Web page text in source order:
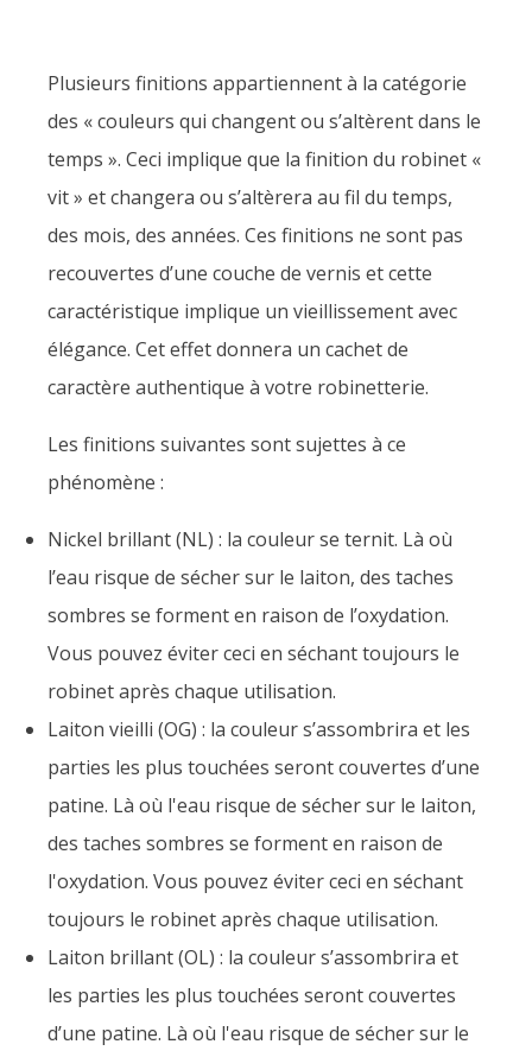
Plusieurs finitions appartiennent à la catégorie
des « couleurs qui changent ou s’altèrent dans le
temps ». Ceci implique que la finition du robinet «
vit » et changera ou s’altèrera au fil du temps,
des mois, des années. Ces finitions ne sont pas
recouvertes d’une couche de vernis et cette
caractéristique implique un vieillissement avec
élégance. Cet effet donnera un cachet de
caractère authentique à votre robinetterie.
Les finitions suivantes sont sujettes à ce
phénomène :
Nickel brillant (NL) : la couleur se ternit. Là où
l’eau risque de sécher sur le laiton, des taches
sombres se forment en raison de l’oxydation.
Vous pouvez éviter ceci en séchant toujours le
robinet après chaque utilisation.
Laiton vieilli (OG) : la couleur s’assombrira et les
parties les plus touchées seront couvertes d’une
patine. Là où l'eau risque de sécher sur le laiton,
des taches sombres se forment en raison de
l'oxydation. Vous pouvez éviter ceci en séchant
toujours le robinet après chaque utilisation.
Laiton brillant (OL) : la couleur s’assombrira et
les parties les plus touchées seront couvertes
d’une patine. Là où l'eau risque de sécher sur le